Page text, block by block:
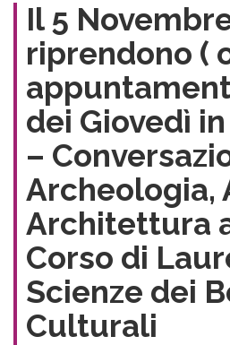
Il 5
riprendono (
dei Giovedì
–
Archeologia,
Architettura
Corso di
Scienze dei
Culturali